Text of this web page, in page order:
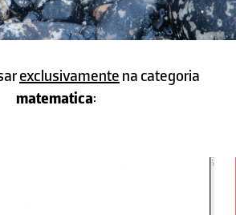
exclusivamente na categoria
matematica: